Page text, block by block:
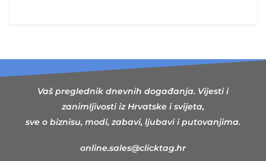
Vaš preglednik dnevnih događanja. Vijesti i
zanimljivosti iz Hrvatske i svijeta,
sve o biznisu, modi, zabavi, ljubavi i putovanjima.
online.sales@clicktag.hr